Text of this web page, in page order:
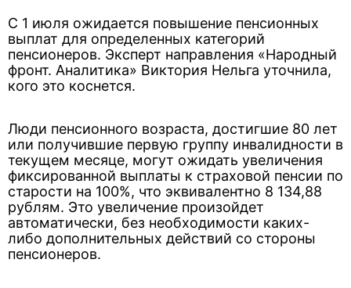
С 1 июля ожидается повышение пенсионных
выплат для определенных категорий
пенсионеров. Эксперт направления «Народный
фронт. Аналитика» Виктория Нельга уточнила,
кого это коснется.
Люди пенсионного возраста, достигшие 80 лет
или получившие первую группу инвалидности в
текущем месяце, могут ожидать увеличения
фиксированной выплаты к страховой пенсии по
старости на 100%, что эквивалентно 8 134,88
рублям. Это увеличение произойдет
автоматически, без необходимости каких-
либо дополнительных действий со стороны
пенсионеров.